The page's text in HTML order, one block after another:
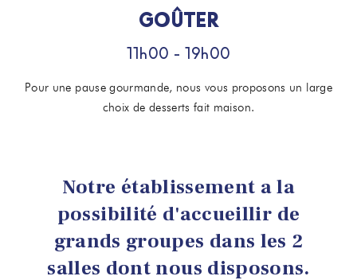
GOÛTER
11h00 - 19h00
Pour une pause gourmande, nous vous proposons un large
choix de desserts fait maison.
Notre établissement a la
possibilité d'accueillir de
grands groupes dans les 2
salles dont nous disposons.